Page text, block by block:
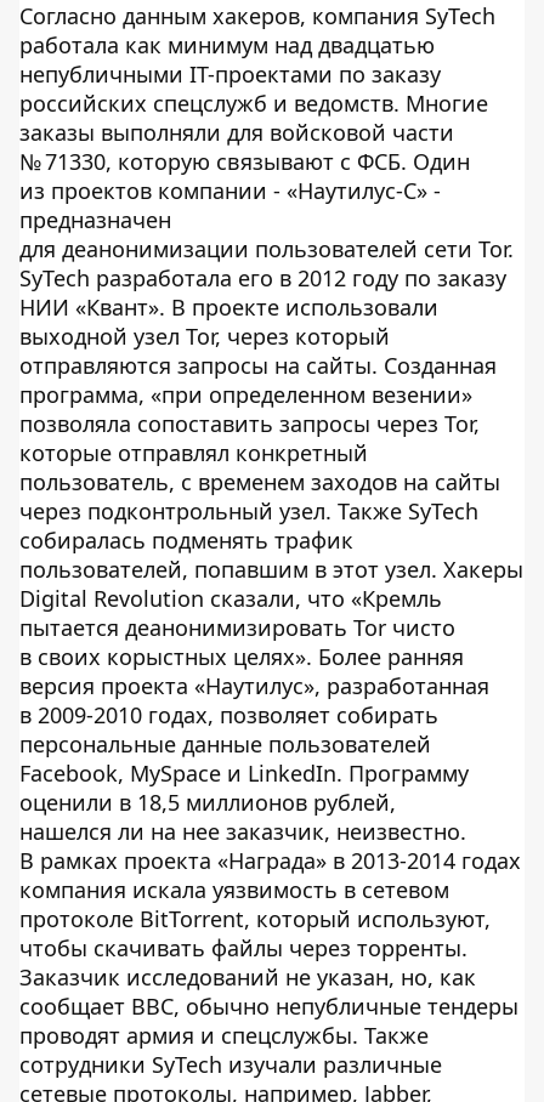
Согласно данным хакеров, компания SyTech
работала как минимум над двадцатью
непубличными IT-проектами по заказу
российских спецслужб и ведомств. Многие
заказы выполняли для войсковой части
№ 71330, которую связывают с ФСБ. Один
из проектов компании - «Наутилус-С» -
предназначен
для деанонимизации пользователей сети Tor.
SyTech разработала его в 2012 году по заказу
НИИ «Квант». В проекте использовали
выходной узел Tor, через который
отправляются запросы на сайты. Созданная
программа, «при определенном везении»
позволяла сопоставить запросы через Tor,
которые отправлял конкретный
пользователь, с временем заходов на сайты
через подконтрольный узел. Также SyTech
собиралась подменять трафик
пользователей, попавшим в этот узел. Хакеры
Digital Revolution сказали, что «Кремль
пытается деанонимизировать Tor чисто
в своих корыстных целях». Более ранняя
версия проекта «Наутилус», разработанная
в 2009-2010 годах, позволяет собирать
персональные данные пользователей
Facebook, MySpace и LinkedIn. Программу
оценили в 18,5 миллионов рублей,
нашелся ли на нее заказчик, неизвестно.
В рамках проекта «Награда» в 2013-2014 годах
компания искала уязвимость в сетевом
протоколе BitTorrent, который используют,
чтобы скачивать файлы через торренты.
Заказчик исследований не указан, но, как
сообщает BBC, обычно непубличные тендеры
проводят армия и спецслужбы. Также
сотрудники SyTech изучали различные
сетевые протоколы, например, Jabber,